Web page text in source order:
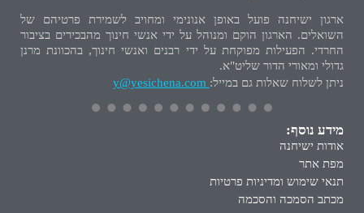
ארגון ישיחנה פועל באופן אנונימי ומחויב לשמירת פרטיהם של
השואלים. הארגון הוקם ומנוהל על ידי אנשי חינוך מהבכירים בציבור
החרדי. הפעילות מפוקחת על ידי רבנים ואנשי חינוך, בהכוונת מרנן
גדולי ומאורי הדור שליט"א.
ניתן לשלוח שאלות גם במייל: y@yesichena.com
מידע נוסף:
אודות ישיחנה
מפת אתר
תנאי שימוש ומדיניות פרטיות
מכתב הסמכה והסכמה